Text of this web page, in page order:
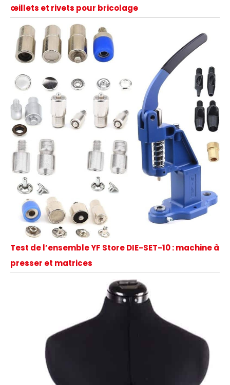
œillets et rivets pour bricolage
Test de l’ensemble YF Store DIE-SET-10 : machine à
presser et matrices